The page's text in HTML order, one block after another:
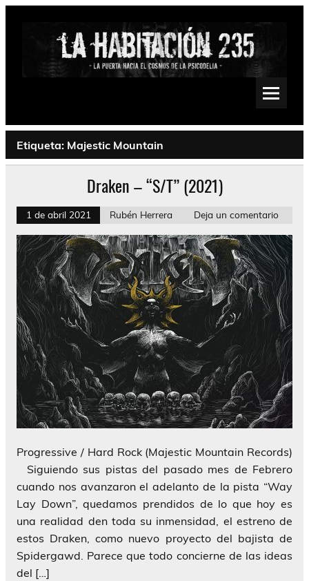
Saltar
Psychedelic, Stoner, Doom, Sludge, Fuzz, Space, Drone
Etiqueta: Majestic Mountain
Draken – “S/T” (2021)
1 de abril 2021 Rubén Herrera Deja un comentario
Progressive / Hard Rock (Majestic Mountain Records)
Siguiendo sus pistas del pasado mes de Febrero
cuando nos avanzaron el adelanto de la pista “Way
Lay Down”, quedamos prendidos de lo que hoy es
una realidad den toda su inmensidad, el estreno de
estos Draken, como nuevo proyecto del bajista de
Spidergawd. Parece que todo concierne de las ideas
del […]